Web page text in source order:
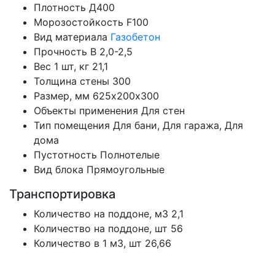
Плотность Д400
Морозостойкость F100
Вид материала Газобетон
Прочность B 2,0-2,5
Вес 1 шт, кг 21,1
Толщина стены 300
Размер, мм 625х200х300
Объекты применения Для стен
Тип помещения Для бани, Для гаража, Для
дома
Пустотность Полнотелые
Вид блока Прямоугольные
Транспортировка
Количество на поддоне, м3 2,1
Количество на поддоне, шт 56
Количество в 1 м3, шт 26,66